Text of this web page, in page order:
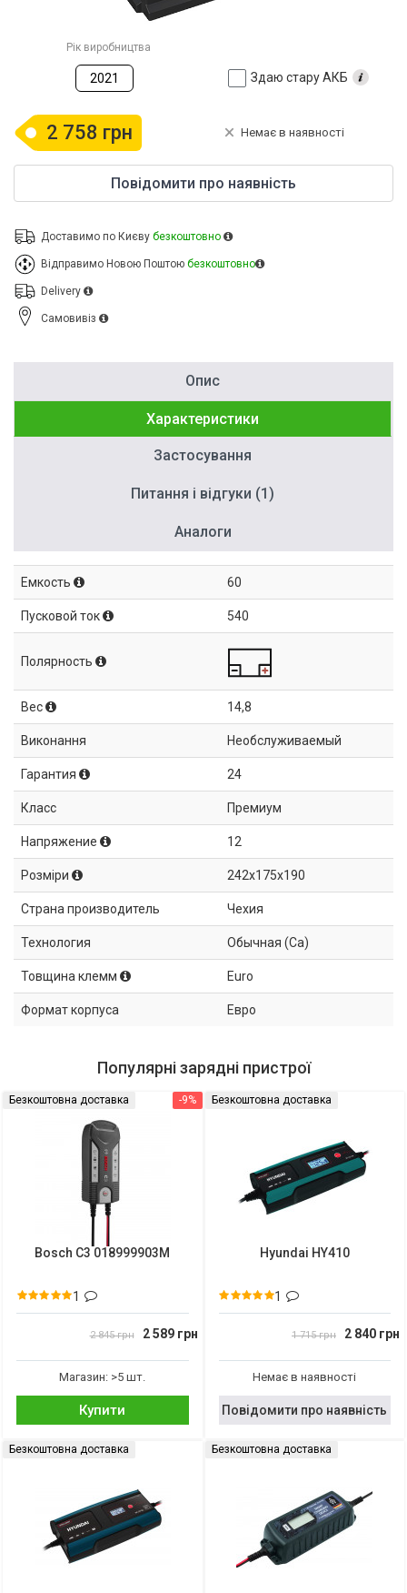
Рік виробництва
2021 Здаю стару АКБ
2 758 грн Немає в наявності
Повідомити про наявність
Доставимо по Києву безкоштовно
Відправимо Новою Поштою безкоштовно
Delivery
Cамовивіз
Опис
Характеристики
Застосування
Питання і відгуки (1)
Аналоги
Емкость 60
Пусковой ток 540
Полярность
Вес 14,8
Виконання Необслуживаемый
Гарантия 24
Класс Премиум
Напряжение 12
Розміри 242x175x190
Страна производитель Чехия
Технология Обычная (Ca)
Товщина клемм Euro
Формат корпуса Евро
Популярні зарядні пристрої
-9%
Безкоштовна доставка
Bosch C3 018999903M
1
2 845 грн 2 589 грн
Магазин: >5 шт.
Купити
Безкоштовна доставка
Hyundai HY410
1
1 715 грн 2 840 грн
Немає в наявності
Повідомити про наявність
Безкоштовна доставка Безкоштовна доставка